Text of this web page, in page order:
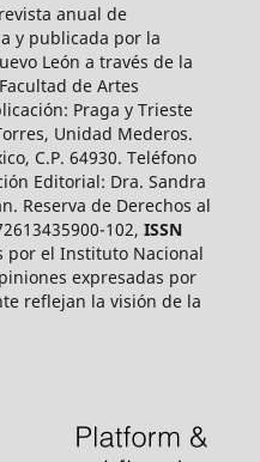
anual de
y publicada por la
León a través de la
de Artes
Praga y Trieste
Unidad Mederos.
C.P. 64930. Teléfono
Editorial: Dra. Sandra
Reserva de Derechos al
102, ISSN
por el Instituto Nacional
expresadas por
reflejan la visión de la